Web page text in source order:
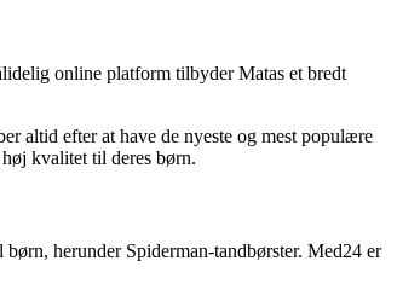
online platform tilbyder Matas et bredt
altid efter at have de nyeste og mest populære
kvalitet til deres børn.
herunder Spiderman-tandbørster. Med24 er